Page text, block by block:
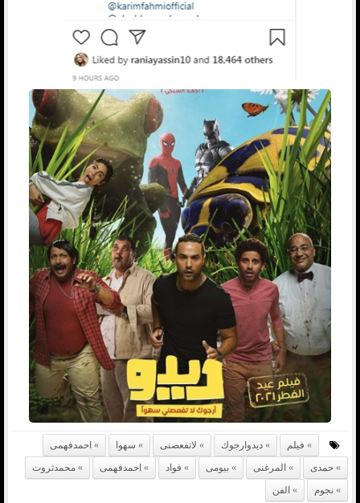
فيلم ديدوارجوك لاتفعصنى سهوا
احمدفهمى
حمدى
المرغنى بيومى فواد احمدفهمى
محمدثروت
نجوم
الفن